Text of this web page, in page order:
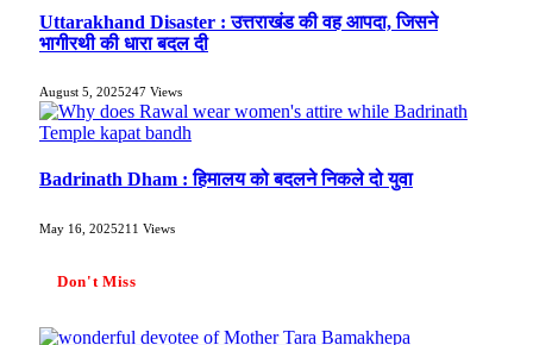
Uttarakhand Disaster : उत्तराखंड की वह आपदा, जिसने
भागीरथी की धारा बदल दी
August 5, 2025247 Views
Badrinath Dham : हिमालय को बदलने निकले दो युवा
May 16, 2025211 Views
Don't Miss